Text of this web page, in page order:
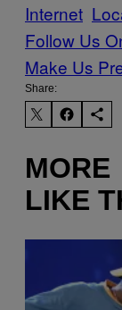
Internet
Follow Us
Make Us
Share:
MORE
LIKE